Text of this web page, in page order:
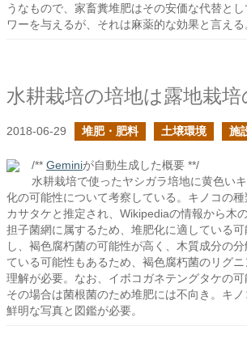
うなもので、家畜糞堆肥はその安価な代替と
ワーを与えるが、それは麻薬的な効果と言える
2018-06-29 堆肥・肥料 土壌環境 施
/** Geminiが自動生成した概要 **/
水耕栽培で使ったヤシガラ培地に黄色い
化の可能性について考察している。キノコの
カサタケと推定され、Wikipediaの情報から木
担子菌網に属するため、堆肥化に適している
し、褐色腐朽菌の可能性が高く、木質成分の
ている可能性もあるため、褐色腐朽菌のリグ
理解が必要。なお、イボコガネテングタケの可
その場合は菌根菌のため堆肥には不向き。キ
鮮明な写真と図鑑が必要。